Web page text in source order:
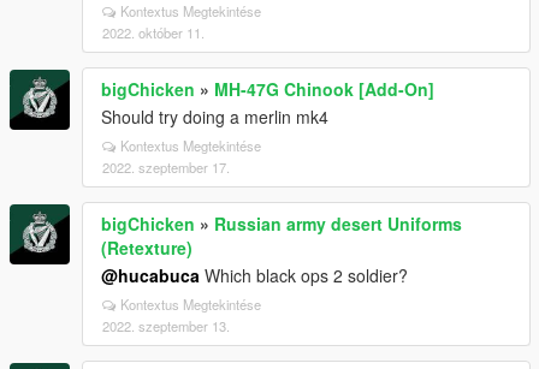
Kontextus Megtekintése
2022. október 11.
bigChicken » MH-47G Chinook [Add-On]
Should try doing a merlin mk4
Kontextus Megtekintése
2022. szeptember 17.
bigChicken » Russian army desert Uniforms
(Retexture)
@hucabuca Which black ops 2 soldier?
Kontextus Megtekintése
2022. szeptember 13.